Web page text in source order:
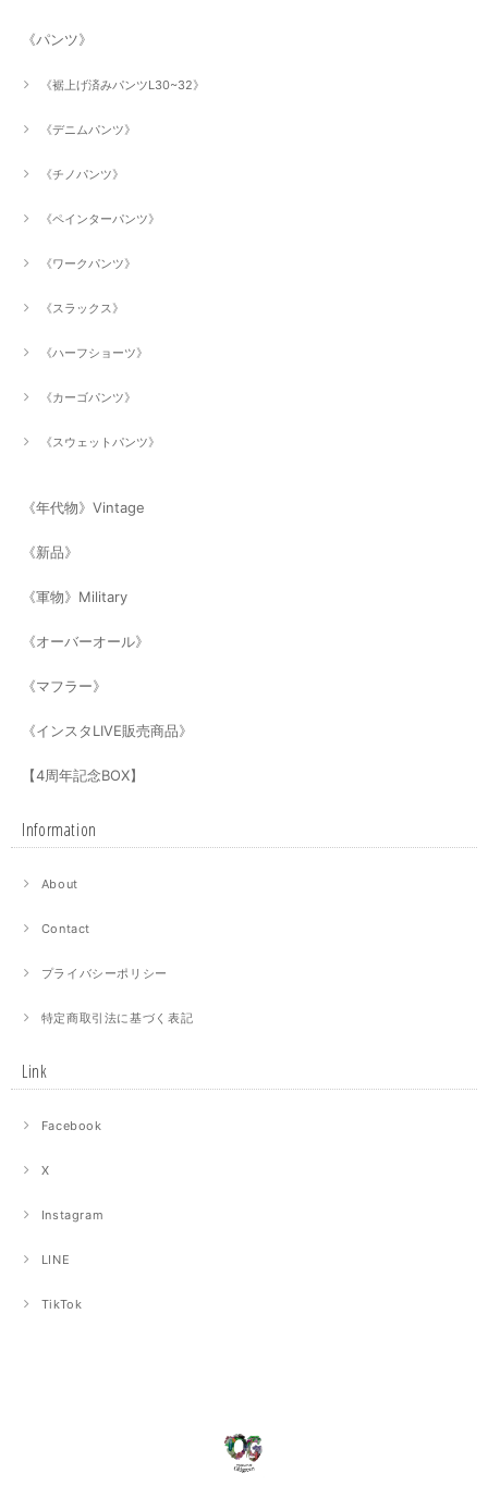
《パンツ》
《裾上げ済みパンツL30~32》
《デニムパンツ》
《チノパンツ》
《ペインターパンツ》
《ワークパンツ》
《スラックス》
《ハーフショーツ》
《カーゴパンツ》
《スウェットパンツ》
《年代物》Vintage
《新品》
《軍物》Military
《オーバーオール》
《マフラー》
《インスタLIVE販売商品》
【4周年記念BOX】
Information
About
Contact
プライバシーポリシー
特定商取引法に基づく表記
Link
Facebook
X
Instagram
LINE
TikTok